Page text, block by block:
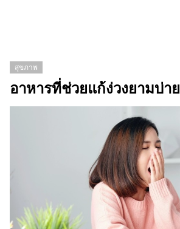
สุขภาพ
อาหารที่ช่วยแก้ง่วงยามบ่าย